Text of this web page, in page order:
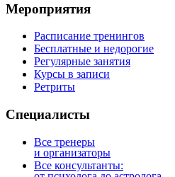
Мероприятия
Расписание тренингов
Бесплатные и недорогие
Регулярные занятия
Курсы в записи
Ретриты
Специалисты
Все тренеры
и организаторы
Все консультанты: